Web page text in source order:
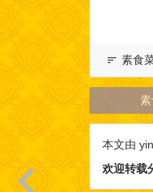
素食
本文由 yin
欢迎转载